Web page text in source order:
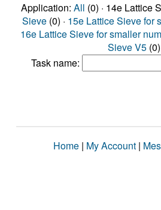
Application: All (0) · 14e Lattice
Sieve (0) · 15e Lattice Sieve for
16e Lattice Sieve for smaller
Sieve V5 (0)
Task name:
Home | My Account |